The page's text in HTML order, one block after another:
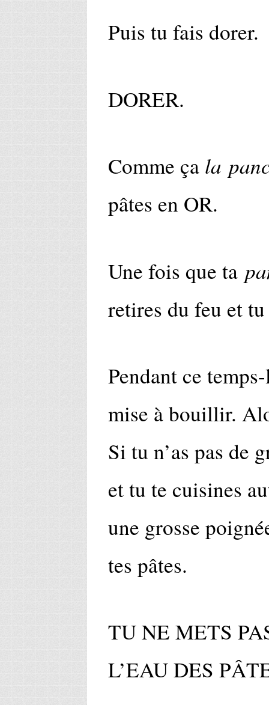
Puis tu fais dorer.
DORER.
Comme ça la
pâtes en OR.
Une fois que ta
retires du feu et
Pendant ce
mise à bouillir.
Si tu n’as pas de
et tu te cuisines
une grosse
tes pâtes.
TU NE METS
L’EAU DES